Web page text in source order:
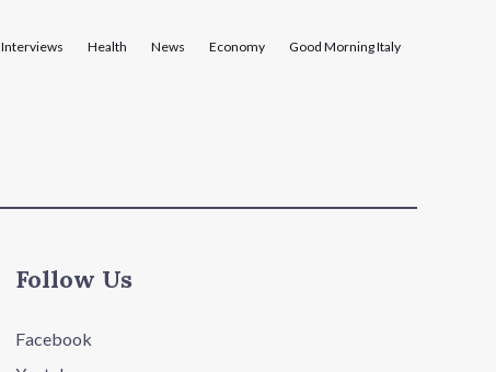
Interviews Health News Economy Good Morning Italy
Follow Us
Facebook